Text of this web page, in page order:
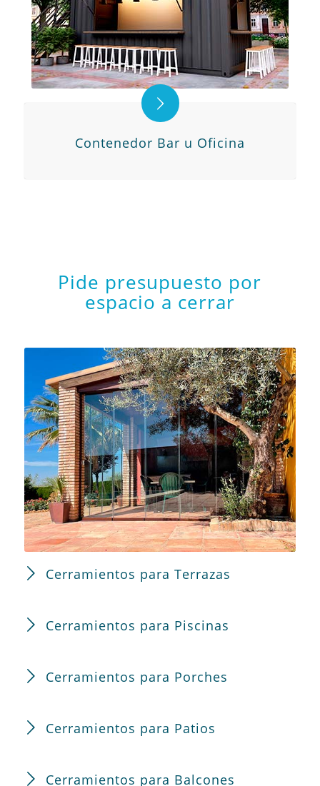
Contenedor Bar u Oficina
Pide presupuesto por
espacio a cerrar
Cerramientos para Terrazas
Cerramientos para Piscinas
Cerramientos para Porches
Cerramientos para Patios
Cerramientos para Balcones